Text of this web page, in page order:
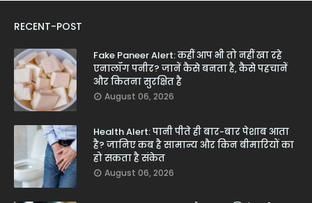
RECENT-POST
Fake Paneer Alert: कहीं आप भी तो नहीं खा रहे
एनालॉग पनीर? जानें कैसे बनता है, कैसे पहचानें
और कितना सुरक्षित है
August 06, 2026
Health Alert: पानी पीते ही बार-बार पेशाब आता
है? जानिए कब है सामान्य और किन बीमारियों का
हो सकता है संकेत
August 06, 2026